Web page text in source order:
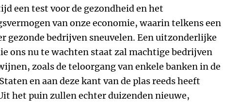
een test voor de gezondheid en het
van onze economie, waarin telkens een
gezonde bedrijven sneuvelen. Een uitzonderlijke
ons nu te wachten staat zal machtige bedrijven
zoals de teloorgang van enkele banken in de
en aan deze kant van de plas reeds heeft
het puin zullen echter duizenden nieuwe,